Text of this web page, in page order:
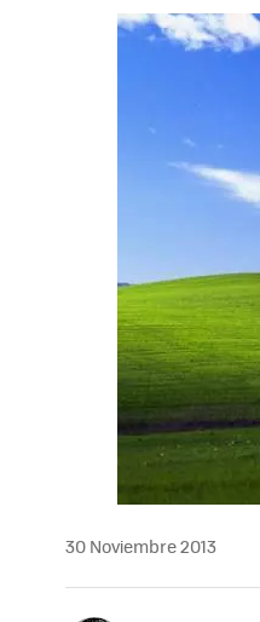
30 Noviembre 2013